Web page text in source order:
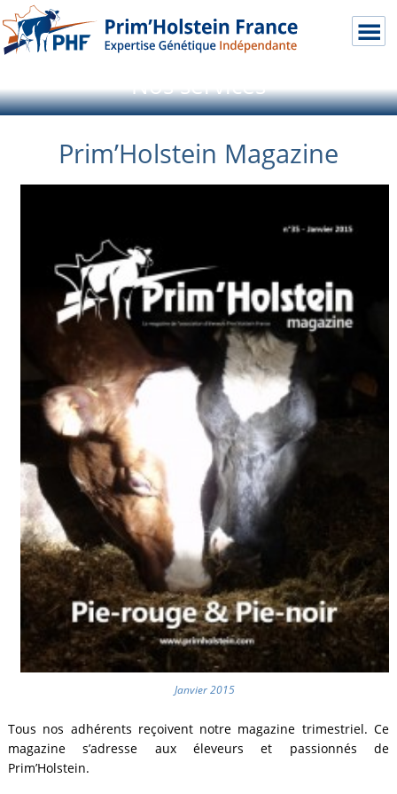
Nos services
Prim’Holstein Magazine
Janvier 2015
Tous nos adhérents reçoivent notre magazine trimestriel. Ce
magazine s’adresse aux éleveurs et passionnés de
Prim’Holstein.